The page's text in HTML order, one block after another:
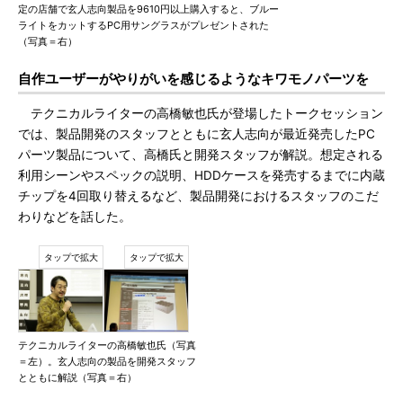
定の店舗で玄人志向製品を9610円以上購入すると、ブルー
ライトをカットするPC用サングラスがプレゼントされた
（写真＝右）
自作ユーザーがやりがいを感じるようなキワモノパーツを
テクニカルライターの高橋敏也氏が登場したトークセッション
では、製品開発のスタッフとともに玄人志向が最近発売したPC
パーツ製品について、高橋氏と開発スタッフが解説。想定される
利用シーンやスペックの説明、HDDケースを発売するまでに内蔵
チップを4回取り替えるなど、製品開発におけるスタッフのこだ
わりなどを話した。
テクニカルライターの高橋敏也氏（写真
＝左）。玄人志向の製品を開発スタッフ
とともに解説（写真＝右）